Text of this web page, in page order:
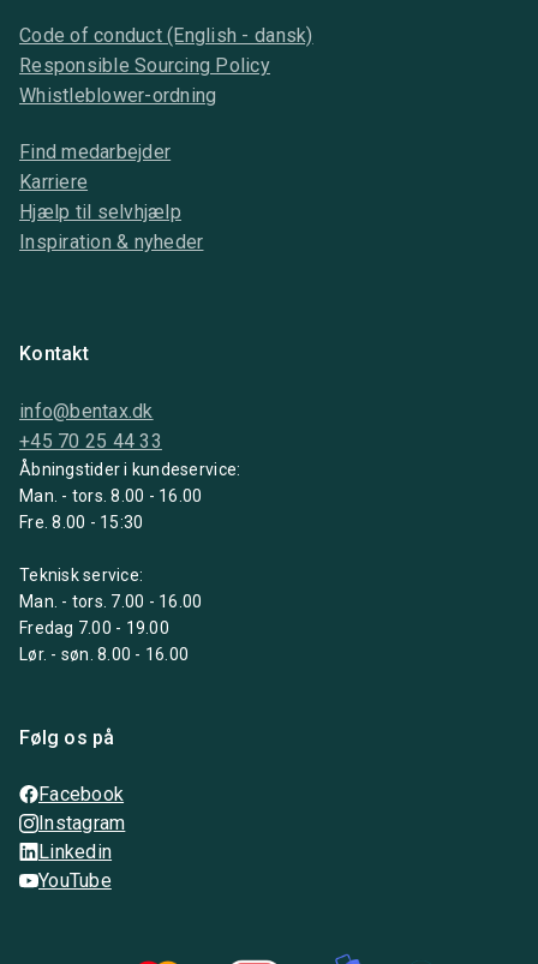
Code of conduct (English - dansk)
Responsible Sourcing Policy
Whistleblower-ordning
Find medarbejder
Karriere
Hjælp til selvhjælp
Inspiration & nyheder
Kontakt
info@bentax.dk
+45 70 25 44 33
Åbningstider i kundeservice:
Man. - tors. 8.00 - 16.00
Fre. 8.00 - 15:30
Teknisk service:
Man. - tors. 7.00 - 16.00
Fredag 7.00 - 19.00
Lør. - søn. 8.00 - 16.00
Følg os på
Facebook
Instagram
Linkedin
YouTube